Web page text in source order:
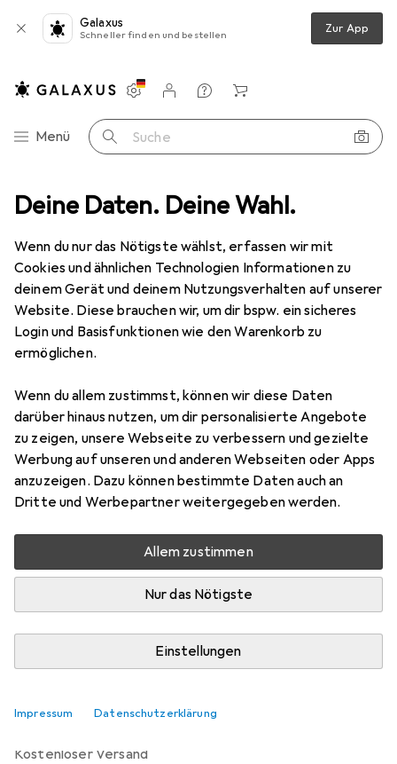
Deine Daten. Deine Wahl.
Wenn du nur das Nötigste wählst, erfassen wir mit
Cookies und ähnlichen Technologien Informationen zu
deinem Gerät und deinem Nutzungsverhalten auf unserer
Website. Diese brauchen wir, um dir bspw. ein sicheres
Login und Basisfunktionen wie den Warenkorb zu
ermöglichen.
Wenn du allem zustimmst, können wir diese Daten
darüber hinaus nutzen, um dir personalisierte Angebote
zu zeigen, unsere Webseite zu verbessern und gezielte
Werbung auf unseren und anderen Webseiten oder Apps
anzuzeigen. Dazu können bestimmte Daten auch an
Dritte und Werbepartner weitergegeben werden.
Allem zustimmen
Nur das Nötigste
Einstellungen
Impressum Datenschutzerklärung
Galaxus
Schneller finden und bestellen Zur App
Navigation nach Kategorien
Menü Suche
Einstellungen
Kundenkonto
Vergleichslisten
Merklisten
Warenkorb
Druckerpatrone Epson SJIC30P(C) INK CARTRIDGE CYAN
5 Bilder
Epson SJIC30P(C) INK CARTRIDGE
CYAN
C
Preis in EUR inkl. MwSt.
EUR
148,64
Bewertungen Marke
Mehr von Epson
8 Stück an Lager beim Lieferanten
Lieferort angeben für genaue Lieferzeit
In den Warenkorb
Vergleichen
kostenloser Versand